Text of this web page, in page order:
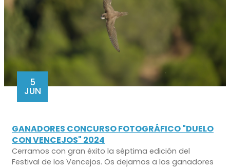
5
JUN
GANADORES CONCURSO FOTOGRÁFICO "DUELO
CON VENCEJOS" 2024
Cerramos con gran éxito la séptima edición del
Festival de los Vencejos. Os dejamos a los ganadores